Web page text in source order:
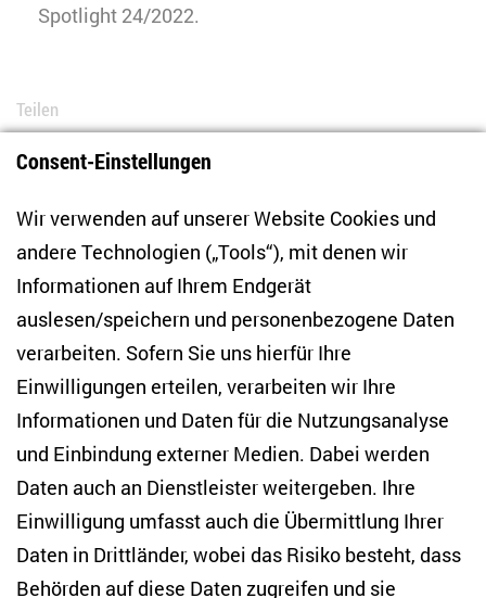
Spotlight 24/2022.
Teilen
BlueskyLinkedInFacebook
Zentrum für Osteuropa- und internationale
Studien
Anton-Wilhelm-Amo-Str. 60
10117 Berlin
Tel. +49 (30) 2005949-17
info(at)zois-berlin(dot)de
NEWSLETTER
Consent-Einstellungen
Wir verwenden auf unserer Website Cookies und
andere Technologien („Tools“), mit denen wir
Informationen auf Ihrem Endgerät
auslesen/speichern und personenbezogene Daten
verarbeiten. Sofern Sie uns hierfür Ihre
Einwilligungen erteilen, verarbeiten wir Ihre
Informationen und Daten für die Nutzungsanalyse
und Einbindung externer Medien. Dabei werden
Daten auch an Dienstleister weitergeben. Ihre
Einwilligung umfasst auch die Übermittlung Ihrer
Daten in Drittländer, wobei das Risiko besteht, dass
Behörden auf diese Daten zugreifen und sie